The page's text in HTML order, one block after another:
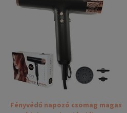
Fényvédő napozó csomag magas